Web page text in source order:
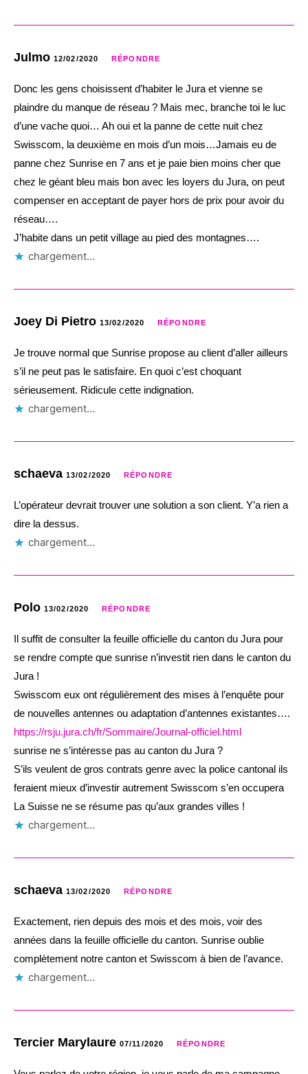
Julmo 12/02/2020 RÉPONDRE
Donc les gens choisissent d’habiter le Jura et vienne se
plaindre du manque de réseau ? Mais mec, branche toi le luc
d’une vache quoi… Ah oui et la panne de cette nuit chez
Swisscom, la deuxième en mois d’un mois…Jamais eu de
panne chez Sunrise en 7 ans et je paie bien moins cher que
chez le géant bleu mais bon avec les loyers du Jura, on peut
compenser en acceptant de payer hors de prix pour avoir du
réseau….
J’habite dans un petit village au pied des montagnes….
chargement…
Joey Di Pietro 13/02/2020 RÉPONDRE
Je trouve normal que Sunrise propose au client d’aller ailleurs
s’il ne peut pas le satisfaire. En quoi c’est choquant
sérieusement. Ridicule cette indignation.
chargement…
schaeva 13/02/2020 RÉPONDRE
L’opérateur devrait trouver une solution a son client. Y’a rien a
dire la dessus.
chargement…
Polo 13/02/2020 RÉPONDRE
Il suffit de consulter la feuille officielle du canton du Jura pour
se rendre compte que sunrise n’investit rien dans le canton du
Jura !
Swisscom eux ont régulièrement des mises à l’enquête pour
de nouvelles antennes ou adaptation d’antennes existantes….
https://rsju.jura.ch/fr/Sommaire/Journal-officiel.html
sunrise ne s’intéresse pas au canton du Jura ?
S’ils veulent de gros contrats genre avec la police cantonal ils
feraient mieux d’investir autrement Swisscom s’en occupera
La Suisse ne se résume pas qu’aux grandes villes !
chargement…
schaeva 13/02/2020 RÉPONDRE
Exactement, rien depuis des mois et des mois, voir des
années dans la feuille officielle du canton. Sunrise oublie
complètement notre canton et Swisscom à bien de l’avance.
chargement…
Tercier Marylaure 07/11/2020 RÉPONDRE